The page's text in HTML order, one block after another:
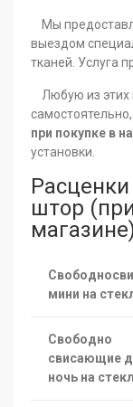
Мы
выездом
тканей. Услуга
Любую из этих
при покупке в
установки.
штор
мини на
Свободно
свисающие
ночь на